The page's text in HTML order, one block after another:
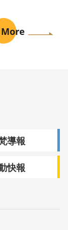
More
導報
快報